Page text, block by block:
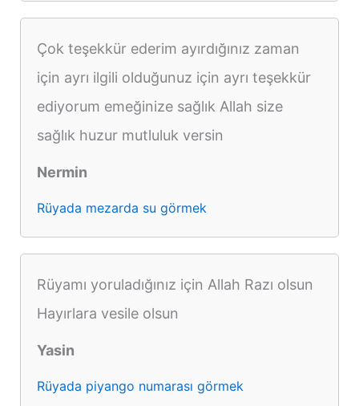
Çok teşekkür ederim ayırdığınız zaman
için ayrı ilgili olduğunuz için ayrı teşekkür
ediyorum emeğinize sağlık Allah size
sağlık huzur mutluluk versin
Nermin
Rüyada mezarda su görmek
Rüyamı yoruladığınız için Allah Razı olsun
Hayırlara vesile olsun
Yasin
Rüyada piyango numarası görmek